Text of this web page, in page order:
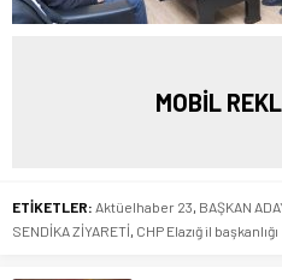
MOBİL
ETİKETLER: Aktüelhaber 23 BAŞKAN
SENDİKA ZİYARETİ CHP Elazığ il başkanlığı